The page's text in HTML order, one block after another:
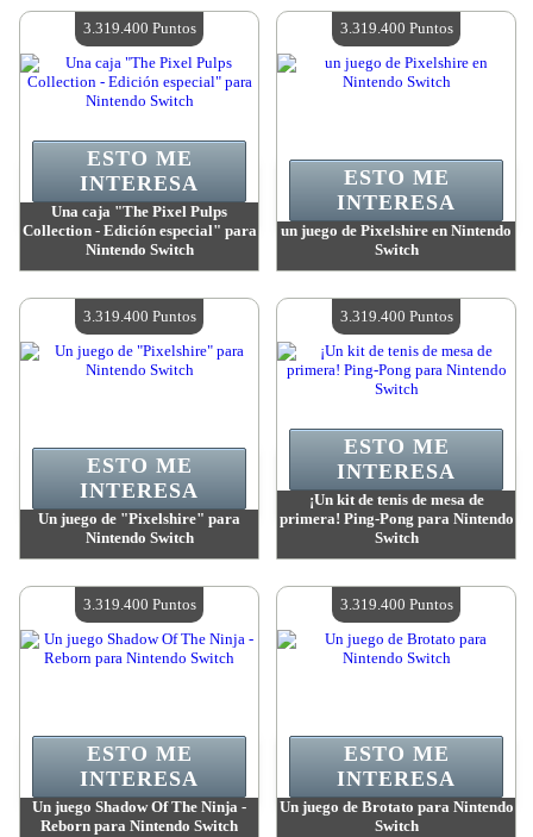
Cantidad disponible:4
Cantidad disponible:4
Una caja "The Pixel Pulps
Collection - Edición especial" para
Nintendo Switch
Cantidad disponible:4
ESTO ME
INTERESA
3.319.400 Puntos
un juego de Pixelshire en Nintendo
Switch
Cantidad disponible:4
ESTO ME
INTERESA
3.319.400 Puntos
Un juego de "Pixelshire" para
Nintendo Switch
Cantidad disponible:4
ESTO ME
INTERESA
3.319.400 Puntos
¡Un kit de tenis de mesa de
primera! Ping-Pong para Nintendo
Switch
Cantidad disponible:4
ESTO ME
INTERESA
3.319.400 Puntos
Un juego Shadow Of The Ninja -
Reborn para Nintendo Switch
ESTO ME
INTERESA
3.319.400 Puntos
Un juego de Brotato para Nintendo
Switch
ESTO ME
INTERESA
3.319.400 Puntos